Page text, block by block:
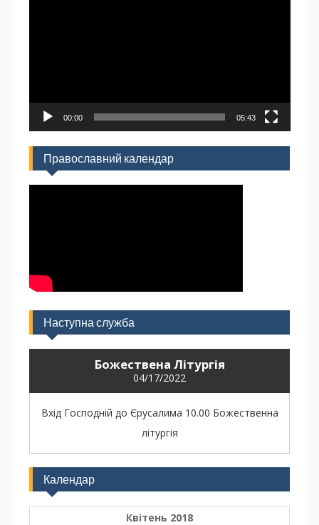
00:00 05:43
Православний календар
Наступна служба
Божествена Літургія
04/17/2022
Вхід Господній до Єрусалима 10.00 Божественна
літургія
Календар
Квітень 2018